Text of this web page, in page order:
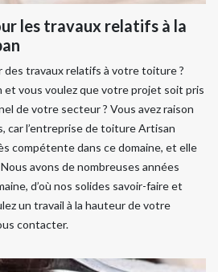
les travaux relatifs à la
des travaux relatifs à votre toiture ?
et vous voulez que votre projet soit pris
de votre secteur ? Vous avez raison
car l’entreprise de toiture Artisan
compétente dans ce domaine, et elle
avons de nombreuses années
d’où nos solides savoir-faire et
un travail à la hauteur de votre
contacter.